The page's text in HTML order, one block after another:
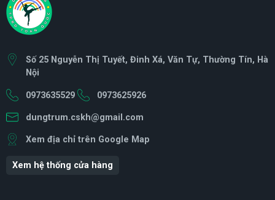
Số 25 Nguyễn Thị Tuyết, Đinh Xá, Văn Tự, Thường Tín, Hà
Nội
0973635529 0973625926
dungtrum.cskh@gmail.com
Xem địa chỉ trên Google Map
Xem hệ thống cửa hàng